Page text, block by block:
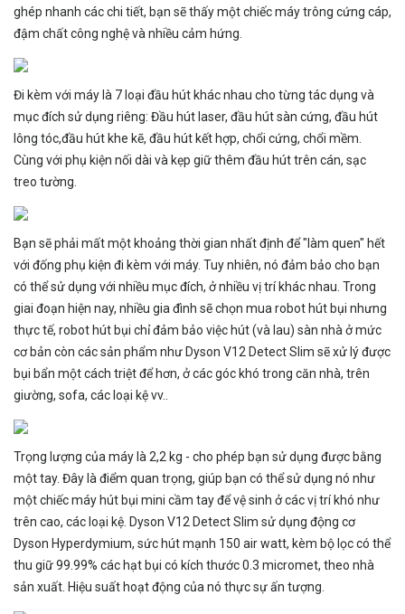
ghép nhanh các chi tiết, bạn sẽ thấy một chiếc máy trông cứng cáp,
đậm chất công nghệ và nhiều cảm hứng.
Đi kèm với máy là 7 loại đầu hút khác nhau cho từng tác dụng và
mục đích sử dụng riêng: Đầu hút laser, đầu hút sàn cứng, đầu hút
lông tóc,đầu hút khe kẽ, đầu hút kết hợp, chổi cứng, chổi mềm.
Cùng với phụ kiện nối dài và kẹp giữ thêm đầu hút trên cán, sạc
treo tường.
Bạn sẽ phải mất một khoảng thời gian nhất định để "làm quen" hết
với đống phụ kiện đi kèm với máy. Tuy nhiên, nó đảm bảo cho bạn
có thể sử dụng với nhiều mục đích, ở nhiều vị trí khác nhau. Trong
giai đoạn hiện nay, nhiều gia đình sẽ chọn mua robot hút bụi nhưng
thực tế, robot hút bụi chỉ đảm bảo việc hút (và lau) sàn nhà ở mức
cơ bản còn các sản phẩm như Dyson V12 Detect Slim sẽ xử lý được
bụi bẩn một cách triệt để hơn, ở các góc khó trong căn nhà, trên
giường, sofa, các loại kệ vv..
Trọng lượng của máy là 2,2 kg - cho phép bạn sử dụng được bằng
một tay. Đây là điểm quan trọng, giúp bạn có thể sử dụng nó như
một chiếc máy hút bụi mini cầm tay để vệ sinh ở các vị trí khó như
trên cao, các loại kệ. Dyson V12 Detect Slim sử dụng động cơ
Dyson Hyperdymium, sức hút mạnh 150 air watt, kèm bộ lọc có thể
thu giữ 99.99% các hạt bụi có kích thước 0.3 micromet, theo nhà
sản xuất. Hiệu suất hoạt động của nó thực sự ấn tượng.